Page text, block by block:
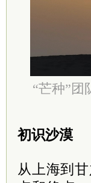
“芒种”团
初识沙漠
从上海到